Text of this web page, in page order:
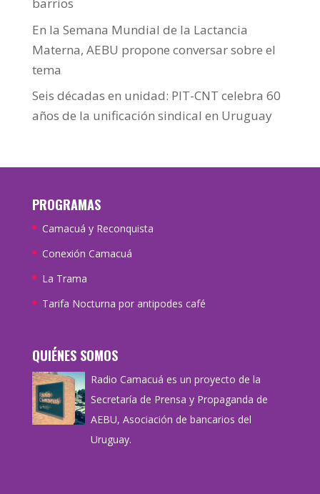
barrios
En la Semana Mundial de la Lactancia
Materna, AEBU propone conversar sobre el
tema
Seis décadas en unidad: PIT-CNT celebra 60
años de la unificación sindical en Uruguay
PROGRAMAS
Camacuá y Reconquista
Conexión Camacuá
La Trama
Tarifa Nocturna por antipodes café
QUIÉNES SOMOS
Radio Camacuá es un proyecto de la
Secretaría de Prensa y Propaganda de
AEBU, Asociación de bancarios del
Uruguay.